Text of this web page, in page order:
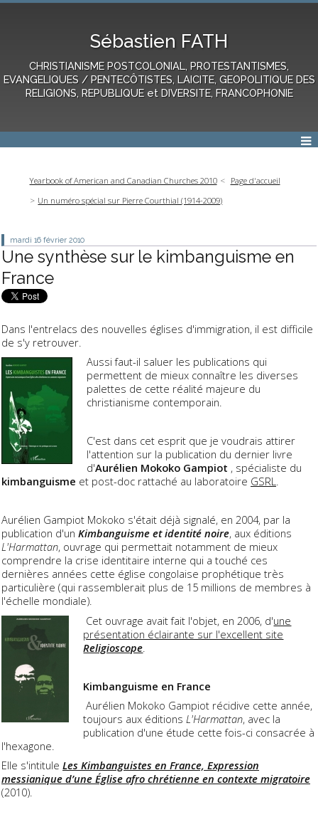
Sébastien FATH
CHRISTIANISME POSTCOLONIAL, PROTESTANTISMES,
EVANGELIQUES / PENTECÔTISTES, LAICITE, GEOPOLITIQUE DES
RELIGIONS, REPUBLIQUE et DIVERSITE, FRANCOPHONIE
Yearbook of American and Canadian Churches 2010
Page d'accueil
Un numéro spécial sur Pierre Courthial (1914-2009)
mardi 16 février 2010
Une synthèse sur le kimbanguisme en
France
Dans l'entrelacs des nouvelles églises d'immigration, il est difficile
de s'y retrouver.
Aussi faut-il saluer les publications qui
permettent de mieux connaître les diverses
palettes de cette réalité majeure du
christianisme contemporain.
C'est dans cet esprit que je voudrais attirer
l'attention sur la publication du dernier livre
d'Aurélien Mokoko Gampiot , spécialiste du
kimbanguisme et post-doc rattaché au laboratoire GSRL.
Aurélien Gampiot Mokoko s'était déjà signalé, en 2004, par la
publication d'un Kimbanguisme et identité noire, aux éditions
L'Harmattan, ouvrage qui permettait notamment de mieux
comprendre la crise identitaire interne qui a touché ces
dernières années cette église congolaise prophétique très
particulière (qui rassemblerait plus de 15 millions de membres à
l'échelle mondiale).
Cet ouvrage avait fait l'objet, en 2006, d'une
présentation éclairante sur l'excellent site
Religioscope
Kimbanguisme en France
Aurélien Mokoko Gampiot récidive cette année,
toujours aux éditions L'Harmattan, avec la
publication d'une étude cette fois-ci consacrée à
l'hexagone.
Elle s'intitule Les Kimbanguistes en France, Expression
messianique d’une Église afro chrétienne en contexte migratoire
(2010).